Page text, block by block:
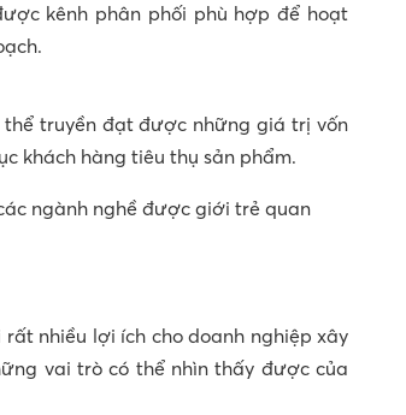
kênh phân phối phù hợp để hoạt
truyền đạt được những giá trị vốn
khách hàng tiêu thụ sản phẩm.
ngành nghề được giới trẻ quan
nhiều lợi ích cho doanh nghiệp xây
vai trò có thể nhìn thấy được của